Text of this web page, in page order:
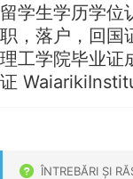
留学生学历学位
职，落户，回国
理工学院毕业证
证
ÎNTREBĂRI ȘI